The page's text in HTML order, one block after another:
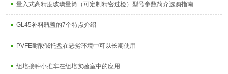
量入式高精度玻璃量筒（可定制精密过检）型号参数简介选购指南
GL45补料瓶盖的7个特点介绍
PVFE耐酸碱托盘在恶劣环境中可以长期使用
组培接种小推车在组培实验室中的应用